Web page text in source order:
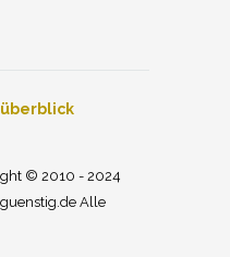
© 2010 - 2024
Alle